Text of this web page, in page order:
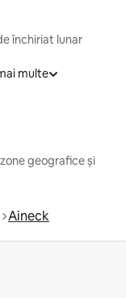
închiriat lunar
multe
geografice și
Aineck